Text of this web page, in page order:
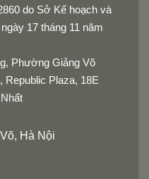
do Sở Kế hoạch và
17 tháng 11 năm
Phường Giảng Võ
Republic Plaza, 18E
Hà Nội